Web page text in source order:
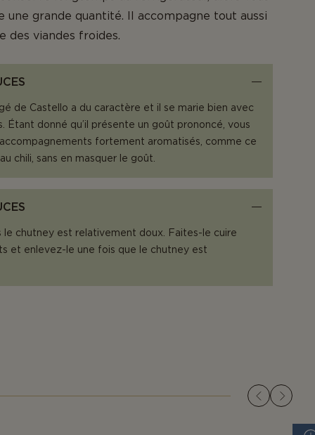
une grande quantité. Il accompagne tout aussi
des viandes froides.
de Castello a du caractère et il se marie bien avec
Étant donné qu’il présente un goût prononcé, vous
fortement aromatisés, comme ce
chili, sans en masquer le goût.
le chutney est relativement doux. Faites-le cuire
et enlevez-le une fois que le chutney est